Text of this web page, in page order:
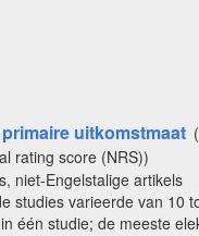
primaire uitkomstmaat
rating score (NRS))
niet-Engelstalige artikels
studies varieerde van 10
één studie; de meeste